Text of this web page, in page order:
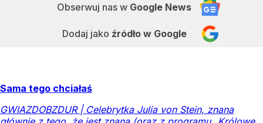
Obserwuj nas w Google News
Dodaj jako źródło w Google
Sama tego chciałaś
GWIAZDOBZDUR | Celebrytka Julia von Stein, znana